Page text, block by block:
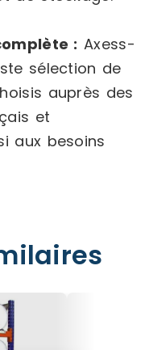
: Axess-
sélection de
auprès des
et
aux besoins